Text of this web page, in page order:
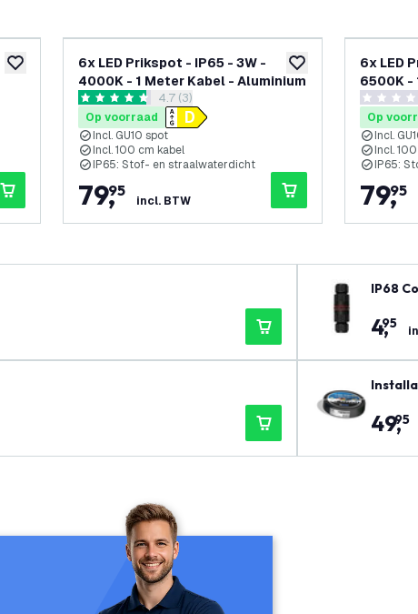
toevoegen aan verlanglijst toevoegen aan
6x LED Prikspot - IP65 - 3W -
4000K - 1 Meter Kabel - Aluminium
reviews drawer openen
4.7 score sterren4.7 (3)
Op voorraad
Incl. GU10 spot
Incl. 100 cm kabel
IP65: Stof- en straalwaterdicht
79,
95
incl. BTW
6x LED
6500K -
0 score
Op
Incl.
Incl.
IP65:
79,
95
IP68
4,
95
49,
95